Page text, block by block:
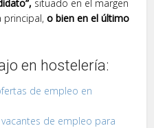
situado en el margen
principal,o bien en el último
en hostelería:
de empleo en
de empleo para